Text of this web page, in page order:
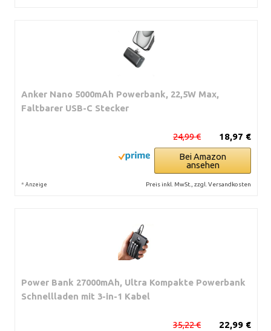
Anker Nano 5000mAh Powerbank, 22,5W Max,
Faltbarer USB-C Stecker
18,97 €
24,99 €
Bei Amazon
ansehen
* Anzeige Preis inkl. MwSt., zzgl. Versandkosten
Power Bank 27000mAh, Ultra Kompakte Powerbank
Schnellladen mit 3-in-1 Kabel
22,99 €
35,22 €